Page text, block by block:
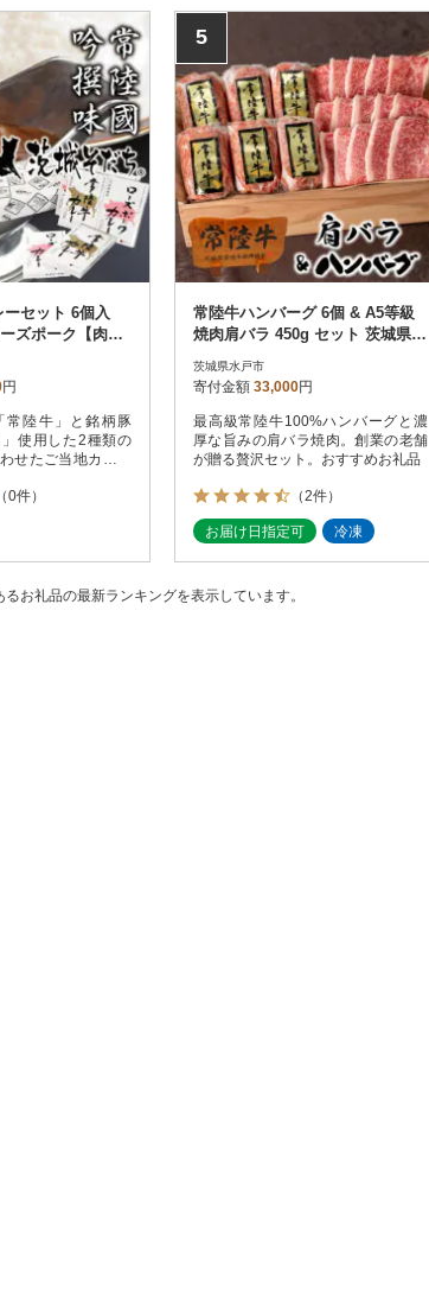
ット 6個入
ズポーク【肉の
円
常陸牛」と銘柄豚
」使用した2種類の
せたご当地カレー
（0件）
5
常陸牛ハンバーグ 6個 & A5等級
焼肉肩バラ 450g セット 茨城県
茨城県水戸市
寄付金額 33,000円
最高級常陸牛100%ハンバーグと濃
厚な旨みの肩バラ焼肉。創業の老舗
が贈る贅沢セット。おすすめお礼品
（2件）
お届け日指定可 冷凍
お礼品の最新ランキングを表示しています。